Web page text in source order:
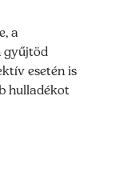
a
gyűjtöd
esetén is
hulladékot